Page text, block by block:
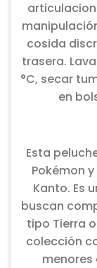
cosida
trasera.
°C, secar
en
Esta
Pokémon
Kanto. Es
buscan
tipo Tierra
colección
menores